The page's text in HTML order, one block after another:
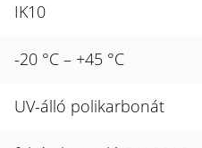
IK10
-20 °C – +45 °C
UV-álló polikarbonát